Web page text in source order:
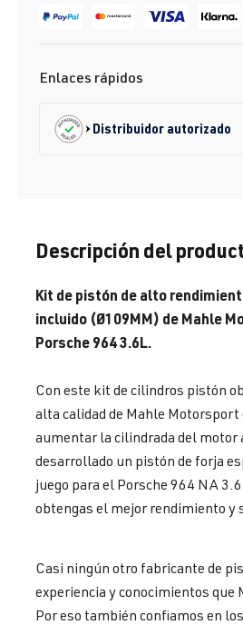
Enlaces rápidos
Distribuidor autorizado
Descripción del
Kit de pistón de alto
incluido (Ø109MM) de Mahle
Porsche 964 3.6L.
Con este kit de cilindros pistón
alta calidad de Mahle Motorsport
aumentar la cilindrada del motor
desarrollado un pistón de forja
juego para el Porsche 964 NA
obtengas el mejor rendimiento y
Casi ningún otro fabricante de
experiencia y conocimientos que
Por eso también confiamos en